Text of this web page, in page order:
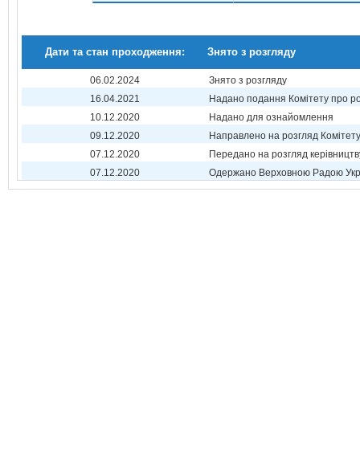
Дати та стан проходження: Знято з розгляду
06.02.2024
Знято з розгляду
16.04.2021
Надано подання Комітету про
10.12.2020
Надано для ознайомлення
09.12.2020
Направлено на розгляд Комітету
07.12.2020
Передано на розгляд
07.12.2020
Одержано Верховною Радою